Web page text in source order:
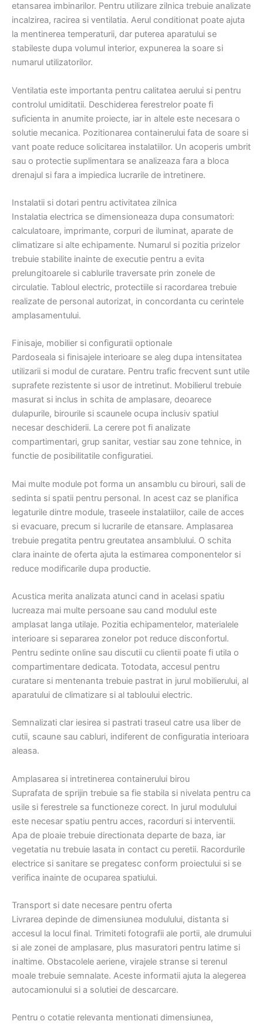
etansarea imbinarilor. Pentru utilizare zilnica trebuie analizate
incalzirea, racirea si ventilatia. Aerul conditionat poate ajuta
la mentinerea temperaturii, dar puterea aparatului se
stabileste dupa volumul interior, expunerea la soare si
numarul utilizatorilor.
Ventilatia este importanta pentru calitatea aerului si pentru
controlul umiditatii. Deschiderea ferestrelor poate fi
suficienta in anumite proiecte, iar in altele este necesara o
solutie mecanica. Pozitionarea containerului fata de soare si
vant poate reduce solicitarea instalatiilor. Un acoperis umbrit
sau o protectie suplimentara se analizeaza fara a bloca
drenajul si fara a impiedica lucrarile de intretinere.
Instalatii si dotari pentru activitatea zilnica
Instalatia electrica se dimensioneaza dupa consumatori:
calculatoare, imprimante, corpuri de iluminat, aparate de
climatizare si alte echipamente. Numarul si pozitia prizelor
trebuie stabilite inainte de executie pentru a evita
prelungitoarele si cablurile traversate prin zonele de
circulatie. Tabloul electric, protectiile si racordarea trebuie
realizate de personal autorizat, in concordanta cu cerintele
amplasamentului.
Finisaje, mobilier si configuratii optionale
Pardoseala si finisajele interioare se aleg dupa intensitatea
utilizarii si modul de curatare. Pentru trafic frecvent sunt utile
suprafete rezistente si usor de intretinut. Mobilierul trebuie
masurat si inclus in schita de amplasare, deoarece
dulapurile, birourile si scaunele ocupa inclusiv spatiul
necesar deschiderii. La cerere pot fi analizate
compartimentari, grup sanitar, vestiar sau zone tehnice, in
functie de posibilitatile configuratiei.
Mai multe module pot forma un ansamblu cu birouri, sali de
sedinta si spatii pentru personal. In acest caz se planifica
legaturile dintre module, traseele instalatiilor, caile de acces
si evacuare, precum si lucrarile de etansare. Amplasarea
trebuie pregatita pentru greutatea ansamblului. O schita
clara inainte de oferta ajuta la estimarea componentelor si
reduce modificarile dupa productie.
Acustica merita analizata atunci cand in acelasi spatiu
lucreaza mai multe persoane sau cand modulul este
amplasat langa utilaje. Pozitia echipamentelor, materialele
interioare si separarea zonelor pot reduce disconfortul.
Pentru sedinte online sau discutii cu clientii poate fi utila o
compartimentare dedicata. Totodata, accesul pentru
curatare si mentenanta trebuie pastrat in jurul mobilierului, al
aparatului de climatizare si al tabloului electric.
Semnalizati clar iesirea si pastrati traseul catre usa liber de
cutii, scaune sau cabluri, indiferent de configuratia interioara
aleasa.
Amplasarea si intretinerea containerului birou
Suprafata de sprijin trebuie sa fie stabila si nivelata pentru ca
usile si ferestrele sa functioneze corect. In jurul modulului
este necesar spatiu pentru acces, racorduri si interventii.
Apa de ploaie trebuie directionata departe de baza, iar
vegetatia nu trebuie lasata in contact cu peretii. Racordurile
electrice si sanitare se pregatesc conform proiectului si se
verifica inainte de ocuparea spatiului.
Transport si date necesare pentru oferta
Livrarea depinde de dimensiunea modulului, distanta si
accesul la locul final. Trimiteti fotografii ale portii, ale drumului
si ale zonei de amplasare, plus masuratori pentru latime si
inaltime. Obstacolele aeriene, virajele stranse si terenul
moale trebuie semnalate. Aceste informatii ajuta la alegerea
autocamionului si a solutiei de descarcare.
Pentru o cotatie relevanta mentionati dimensiunea,